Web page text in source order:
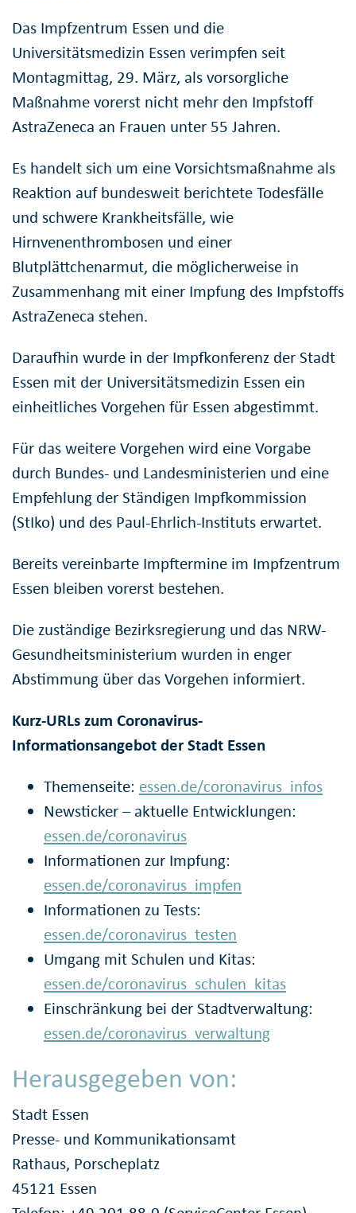
Das Impfzentrum Essen und die
Universitätsmedizin Essen verimpfen seit
Montagmittag, 29. März, als vorsorgliche
Maßnahme vorerst nicht mehr den Impfstoff
AstraZeneca an Frauen unter 55 Jahren.
Es handelt sich um eine Vorsichtsmaßnahme als
Reaktion auf bundesweit berichtete Todesfälle
und schwere Krankheitsfälle, wie
Hirnvenenthrombosen und einer
Blutplättchenarmut, die möglicherweise in
Zusammenhang mit einer Impfung des Impfstoffs
AstraZeneca stehen.
Daraufhin wurde in der Impfkonferenz der Stadt
Essen mit der Universitätsmedizin Essen ein
einheitliches Vorgehen für Essen abgestimmt.
Für das weitere Vorgehen wird eine Vorgabe
durch Bundes- und Landesministerien und eine
Empfehlung der Ständigen Impfkommission
(StIko) und des Paul-Ehrlich-Instituts erwartet.
Bereits vereinbarte Impftermine im Impfzentrum
Essen bleiben vorerst bestehen.
Die zuständige Bezirksregierung und das NRW-
Gesundheitsministerium wurden in enger
Abstimmung über das Vorgehen informiert.
Kurz-URLs zum Coronavirus-
Informationsangebot der Stadt Essen
Themenseite: essen.de/coronavirus_infos
Newsticker – aktuelle Entwicklungen:
essen.de/coronavirus
Informationen zur Impfung:
essen.de/coronavirus_impfen
Informationen zu Tests:
essen.de/coronavirus_testen
Umgang mit Schulen und Kitas:
essen.de/coronavirus_schulen_kitas
Einschränkung bei der Stadtverwaltung:
essen.de/coronavirus_verwaltung
Herausgegeben von:
Stadt Essen
Presse- und Kommunikationsamt
Rathaus, Porscheplatz
45121 Essen